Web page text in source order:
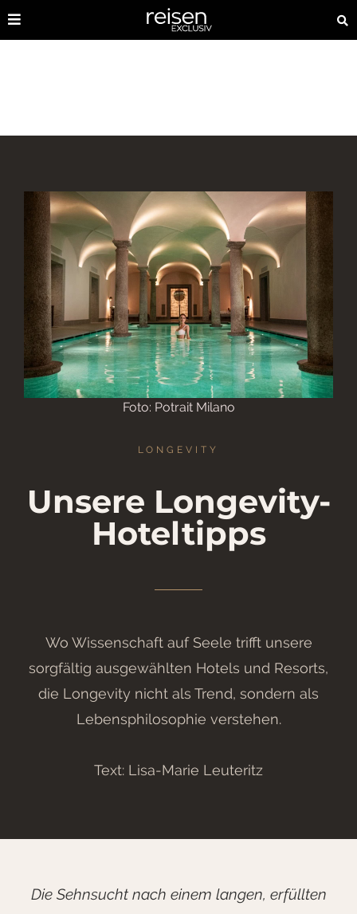
Foto: Potrait Milano
LONGEVITY
Unsere Longevity-
Hoteltipps
Wo Wissenschaft auf Seele trifft unsere
sorgfältig ausgewählten Hotels und Resorts,
die Longevity nicht als Trend, sondern als
Lebensphilosophie verstehen.
Text: Lisa-Marie Leuteritz
Die Sehnsucht nach einem langen, erfüllten